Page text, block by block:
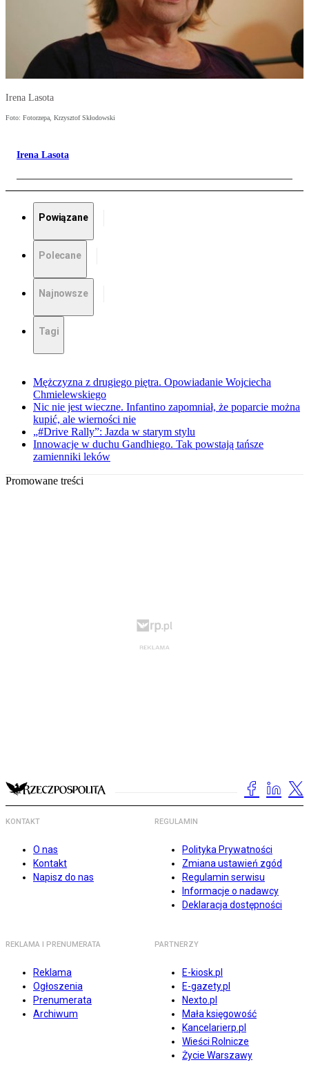
Irena Lasota
Foto: Fotorzepa, Krzysztof Skłodowski
Irena Lasota
Powiązane
Polecane
Najnowsze
Tagi
Mężczyzna z drugiego piętra. Opowiadanie Wojciecha
Chmielewskiego
Nic nie jest wieczne. Infantino zapomniał, że poparcie można
kupić, ale wierności nie
„#Drive Rally”: Jazda w starym stylu
Innowacje w duchu Gandhiego. Tak powstają tańsze
zamienniki leków
Promowane treści
KONTAKT
O nas
Kontakt
Napisz do nas
REGULAMIN
Polityka Prywatności
Zmiana ustawień zgód
Regulamin serwisu
Informacje o nadawcy
Deklaracja dostępności
REKLAMA I PRENUMERATA
Reklama
Ogłoszenia
Prenumerata
Archiwum
PARTNERZY
E-kiosk.pl
E-gazety.pl
Nexto.pl
Mała księgowość
Kancelarierp.pl
Wieści Rolnicze
Życie Warszawy